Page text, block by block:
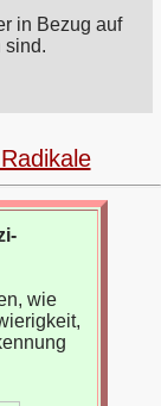
in Bezug auf
sind.
wie